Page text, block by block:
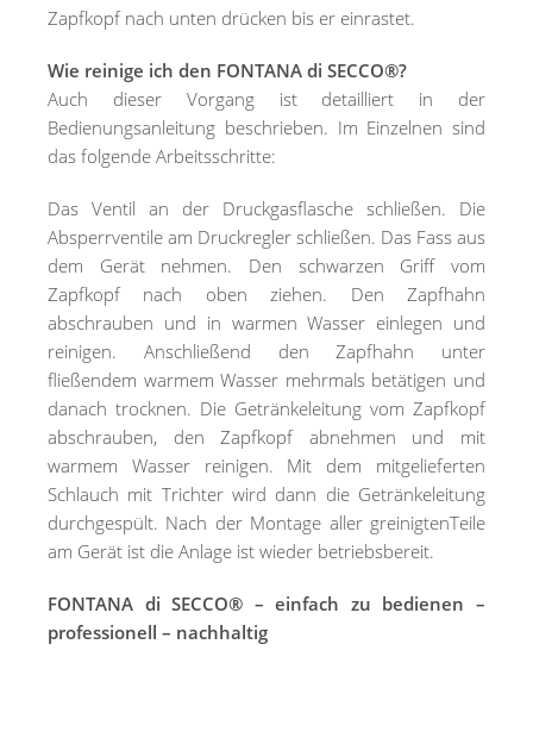
Zapfkopf nach unten drücken bis er einrastet.
Wie reinige ich den FONTANA di SECCO®?
Auch dieser Vorgang ist detailliert in der
Bedienungsanleitung beschrieben. Im Einzelnen sind
das folgende Arbeitsschritte:
Das Ventil an der Druckgasflasche schließen. Die
Absperrventile am Druckregler schließen. Das Fass aus
dem Gerät nehmen. Den schwarzen Griff vom
Zapfkopf nach oben ziehen. Den Zapfhahn
abschrauben und in warmen Wasser einlegen und
reinigen. Anschließend den Zapfhahn unter
fließendem warmem Wasser mehrmals betätigen und
danach trocknen. Die Getränkeleitung vom Zapfkopf
abschrauben, den Zapfkopf abnehmen und mit
warmem Wasser reinigen. Mit dem mitgelieferten
Schlauch mit Trichter wird dann die Getränkeleitung
durchgespült. Nach der Montage aller greinigtenTeile
am Gerät ist die Anlage ist wieder betriebsbereit.
FONTANA di SECCO® – einfach zu bedienen –
professionell – nachhaltig